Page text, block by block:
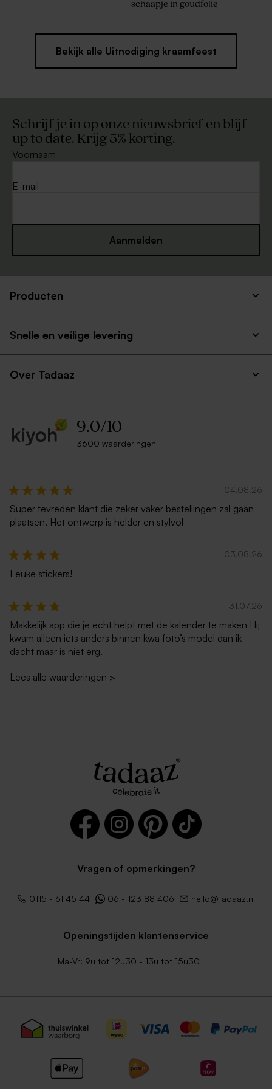
schaapje in goudfolie
Bekijk alle Uitnodiging kraamfeest
Schrijf je in op onze nieuwsbrief en blijf
up to date. Krijg 5% korting.
Voornaam
E-mail
Aanmelden
Producten
Snelle en veilige levering
Over Tadaaz
9.0/10
3600 waarderingen
04.08.26
Super tevreden klant die zeker vaker bestellingen zal gaan
plaatsen. Het ontwerp is helder en stylvol
03.08.26
Leuke stickers!
31.07.26
Makkelijk app die je echt helpt met de kalender te maken Hij
kwam alleen iets anders binnen kwa foto’s model dan ik
dacht maar is niet erg.
Lees alle waarderingen >
Vragen of opmerkingen?
0115 - 61 45 44 06 - 123 88 406 hello@tadaaz.nl
Openingstijden klantenservice
Ma-Vr: 9u tot 12u30 - 13u tot 15u30